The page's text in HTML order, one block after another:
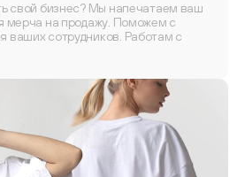
свой бизнес? Мы напечатаем ваш
мерча на продажу. Поможем с
ваших сотрудников. Работам с